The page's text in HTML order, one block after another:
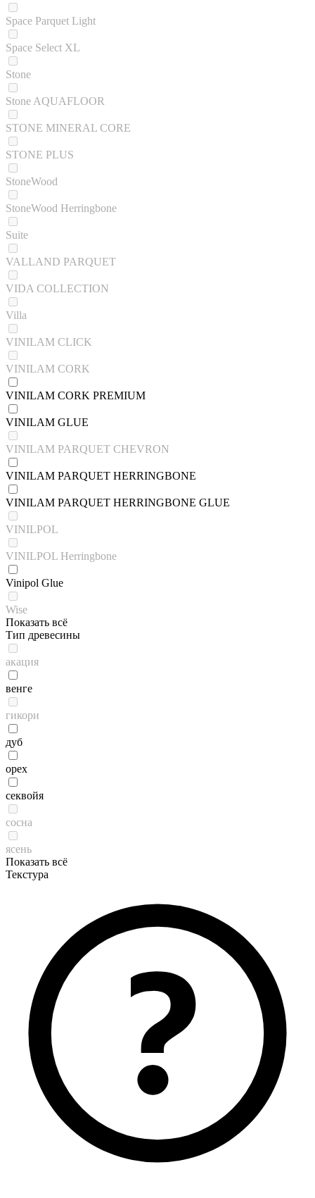
Space Parquet Light
Space Select XL
Stone
Stone AQUAFLOOR
STONE MINERAL CORE
STONE PLUS
StoneWood
StoneWood Herringbone
Suite
VALLAND PARQUET
VIDA COLLECTION
Villa
VINILAM CLICK
VINILAM CORK
VINILAM CORK PREMIUM
VINILAM GLUE
VINILAM PARQUET CHEVRON
VINILAM PARQUET HERRINGBONE
VINILAM PARQUET HERRINGBONE GLUE
VINILPOL
VINILPOL Herringbone
Vinipol Glue
Wise
Показать всё
Тип древесины
акация
венге
гикори
дуб
орех
секвойя
сосна
ясень
Показать всё
Текстура